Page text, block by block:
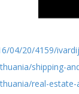
04/20/4159/
shipping-
real-